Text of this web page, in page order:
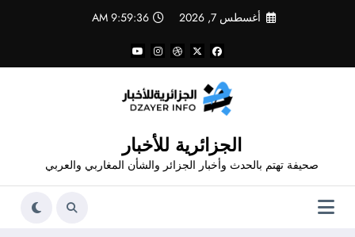
أغسطس 7, 2026 9:59:37 AM
الجزائرية للأخبار
صحيفة تهتم بالحدث وأخبار الجزائر والشأن المغاربي والعربي